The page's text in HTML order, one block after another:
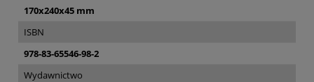
170x240x45 mm
ISBN
978-83-65546-98-2
Wydawnictwo